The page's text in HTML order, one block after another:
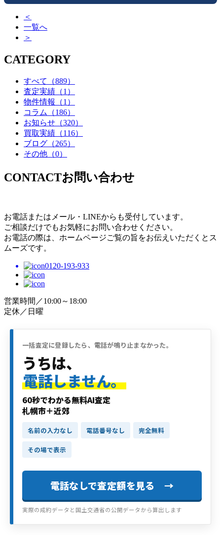
＜
一覧へ
＞
CATEGORY
すべて
（889）
査定実績 （1）
物件情報
（1）
コラム
（186）
お知らせ （320）
買取実績 （116）
ブログ （265）
その他 （0）
CONTACTお問い合わせ
お電話またはメール・LINEからも受付しています。
ご相談だけでもお気軽にお問い合わせください。
お電話の際は、ホームページご覧の旨をお伝えいただくとス
ムーズです。
0120-193-933
営業時間／10:00～18:00
定休／日曜
一括査定に登録したら、電話が鳴り止まなかった。
うちは、
電話しません。
60秒でわかる無料AI査定
札幌市＋近郊
名前の入力なし 電話番号なし 完全無料
その場で表示
電話なしで査定額を見る →
実際の成約データと国土交通省の公開データから算出します